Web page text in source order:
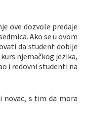
ove dozvole predaje
Ako se u ovom
da student dobije
njemačkog jezika,
i redovni studenti na
novac, s tim da mora